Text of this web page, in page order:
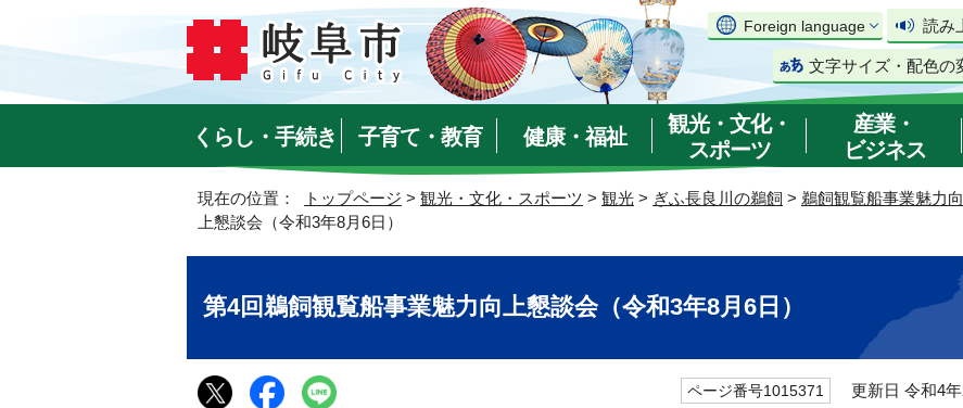
Foreign language 読み
文字サイズ・配色の
くらし・手続き 子育て・教育 健康・福祉
観光・文化・
スポーツ
産業・
ビジネス
現在の位置： トップページ > 観光・文化・スポーツ > 観光 > ぎふ長良川の鵜飼 > 鵜飼観覧船事業魅力
上懇談会（令和3年8月6日）
第4回鵜飼観覧船事業魅力向上懇談会（令和3年8月6日）
ページ番号1015371 更新日 令和4年